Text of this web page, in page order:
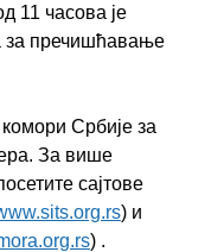
11 часова је
за пречишћавање
Србије за
За више
сајтове
) и
) .